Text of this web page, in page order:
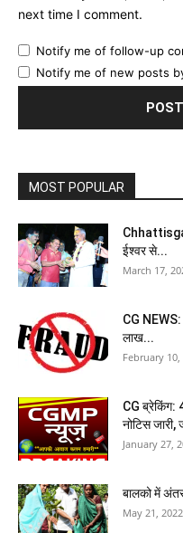
next time I comment.
Notify me of follow-up
Notify me of new posts
MOST POPULAR
ईश्वर से...
March 17,
CG NEWS:
लाख...
February 10,
CG ब्रेकिंग:
नोटिस जारी,
January 27,
बालको में
May 21, 2022